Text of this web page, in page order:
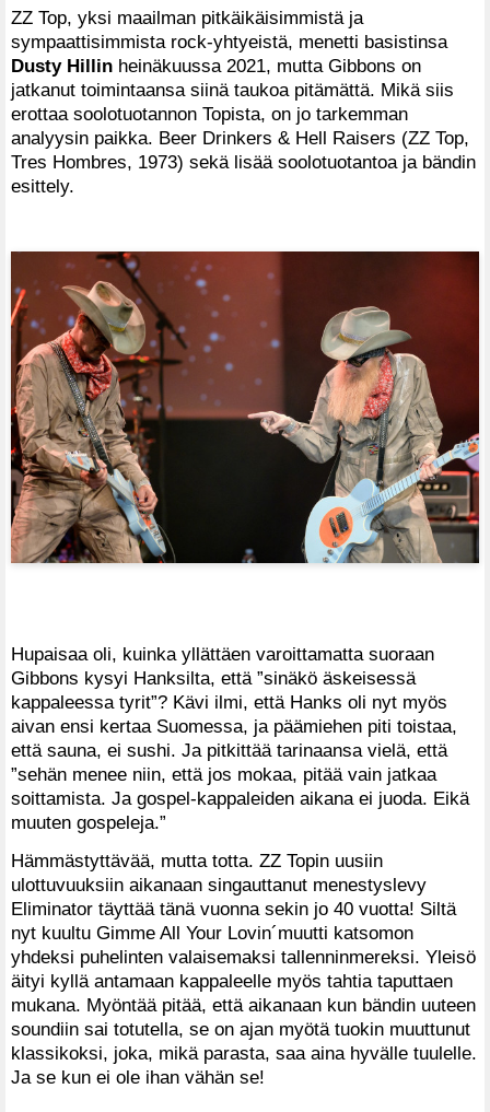
ZZ Top, yksi maailman pitkäikäisimmistä ja
sympaattisimmista rock-yhtyeistä, menetti basistinsa
Dusty Hillin heinäkuussa 2021, mutta Gibbons on
jatkanut toimintaansa siinä taukoa pitämättä. Mikä siis
erottaa soolotuotannon Topista, on jo tarkemman
analyysin paikka. Beer Drinkers & Hell Raisers (ZZ Top,
Tres Hombres, 1973) sekä lisää soolotuotantoa ja bändin
esittely.
Hupaisaa oli, kuinka yllättäen varoittamatta suoraan
Gibbons kysyi Hanksilta, että ”sinäkö äskeisessä
kappaleessa tyrit”? Kävi ilmi, että Hanks oli nyt myös
aivan ensi kertaa Suomessa, ja päämiehen piti toistaa,
että sauna, ei sushi. Ja pitkittää tarinaansa vielä, että
”sehän menee niin, että jos mokaa, pitää vain jatkaa
soittamista. Ja gospel-kappaleiden aikana ei juoda. Eikä
muuten gospeleja.”
Hämmästyttävää, mutta totta. ZZ Topin uusiin
ulottuvuuksiin aikanaan singauttanut menestyslevy
Eliminator täyttää tänä vuonna sekin jo 40 vuotta! Siltä
nyt kuultu Gimme All Your Lovin´muutti katsomon
yhdeksi puhelinten valaisemaksi tallenninmereksi. Yleisö
äityi kyllä antamaan kappaleelle myös tahtia taputtaen
mukana. Myöntää pitää, että aikanaan kun bändin uuteen
soundiin sai totutella, se on ajan myötä tuokin muuttunut
klassikoksi, joka, mikä parasta, saa aina hyvälle tuulelle.
Ja se kun ei ole ihan vähän se!